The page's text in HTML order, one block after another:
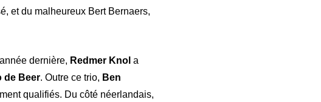
et du malheureux Bert Bernaers,
dernière, Redmer Knol a
de Beer. Outre ce trio, Ben
qualifiés. Du côté néerlandais,